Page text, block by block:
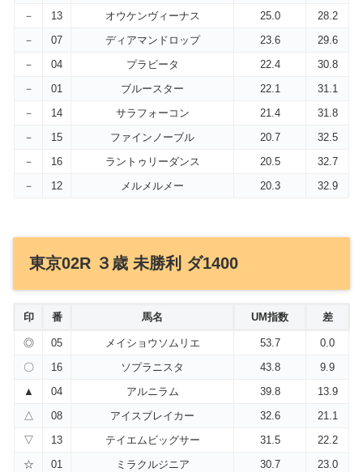
－
13 オウケンヴィーナス 25.0
28.2
－
07 ディアマンドロップ 23.6
29.6
－
04 プラビータ 22.4
30.8
－
01 ブルースター 22.1
31.1
－
14 サラフォーコン 21.4
31.8
－
15 ファインノーブル 20.7
32.5
－
16 ラントゥリーダンス 20.5
32.7
－
12 メルメルメー 20.3 32.9
東京02R ３歳 未勝利 ダ1400
印 番 馬名 UM指数 差
◎ 05 メイショウソムリエ 53.7
0.0
〇
16 ソプラニスタ 43.8
9.9
▲
04 アルニラム 39.8
13.9
△
08 アイスブレイカー 32.6
21.1
▽
13 テイエムビッグサー 31.5
22.2
☆
01 ミラクルジニア 30.7
23.0